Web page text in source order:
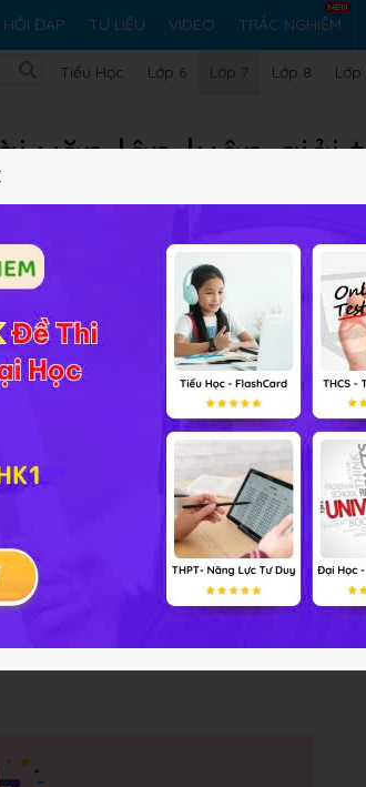
HỎI ĐÁP TƯ LIỆU VIDEO TRẮC NGHIỆM
Tiểu Học Lớp 6 Lớp 7 Lớp 8 Lớp
văn lập luận giải
dụng trong dòng thơ sau
1970, tr.27-28)
8 điểm Trả lời